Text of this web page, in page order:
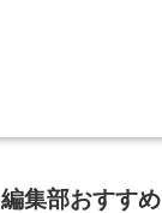
編集部おすすめ